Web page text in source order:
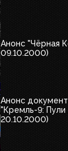
Анонс "Чёрная
09.10.2000)
Анонс
"Кремль-9:
20.10.2000)